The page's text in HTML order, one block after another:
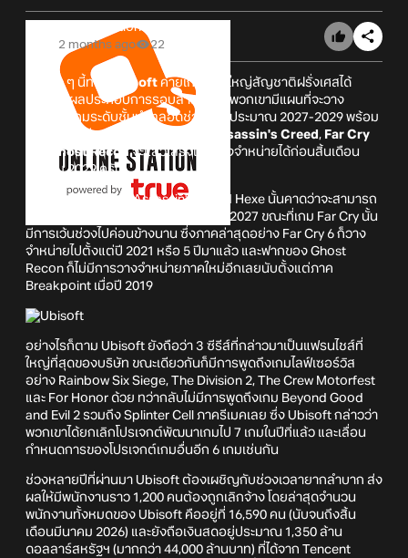
Online Station
2 months ago
22
เมื่อเร็ว ๆ นี้ทาง Ubisoft ค่ายเกมยักษ์ใหญ่สัญชาติฝรั่งเศสได้
รายงานผลประกอบการรอบล่าสุด โดยพวกเขามีแผนที่จะวาง
จำหน่ายเกมระดับชั้นนำตลอดช่วงปีงบประมาณ 2027-2029 พร้อม
กับให้คำมั่นว่าเกมภาคใหม่ของซีรีส์
Assassin's Creed , Far Cry
Ghost Reconจะแล้วเสร็จและวางจำหน่ายได้ก่อนสิ้นเดือน
มีนาคม 2029 ครับ
อนึ่ง ในส่วนของเกม Assassin's Creed Hexe นั้นคาดว่าจะสามารถ
วางจำหน่ายได้ในช่วงใดช่วงหนึ่งของปี 2027 ขณะที่เกม Far Cry นั้น
มีการเว้นช่วงไปค่อนข้างนาน ซึ่งภาคล่าสุดอย่าง Far Cry 6 ก็วาง
จำหน่ายไปตั้งแต่ปี 2021 หรือ 5 ปีมาแล้ว และฟากของ Ghost
Recon ก็ไม่มีการวางจำหน่ายภาคใหม่อีกเลยนับตั้งแต่ภาค
Breakpoint เมื่อปี 2019
อย่างไรก็ตาม Ubisoft ยังถือว่า 3 ซีรีส์ที่กล่าวมาเป็นแฟรนไชส์ที่
ใหญ่ที่สุดของบริษัท ขณะเดียวกันก็มีการพูดถึงเกมไลฟ์เซอร์วิส
อย่าง Rainbow Six Siege, The Division 2, The Crew Motorfest
และ For Honor ด้วย ทว่ากลับไม่มีการพูดถึงเกม Beyond Good
and Evil 2 รวมถึง Splinter Cell ภาครีเมคเลย ซึ่ง Ubisoft กล่าวว่า
พวกเขาได้ยกเลิกโปรเจกต์พัฒนาเกมไป 7 เกมในปีที่แล้ว และเลื่อน
กำหนดการของโปรเจกต์เกมอื่นอีก 6 เกมเช่นกัน
ช่วงหลายปีที่ผ่านมา Ubisoft ต้องเผชิญกับช่วงเวลายากลำบาก ส่ง
ผลให้มีพนักงานราว 1,200 คนต้องถูกเลิกจ้าง โดยล่าสุดจำนวน
พนักงานทั้งหมดของ Ubisoft คืออยู่ที่ 16,590 คน (นับจนถึงสิ้น
เดือนมีนาคม 2026) และยังถือเงินสดอยู่ประมาณ 1,350 ล้าน
ดอลลาร์สหรัฐฯ (มากกว่า 44,000 ล้านบาท) ที่ได้จาก Tencent